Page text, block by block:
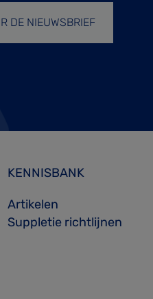
DE NIEUWSBRIEF
KENNISBANK
Artikelen
Suppletie richtlijnen